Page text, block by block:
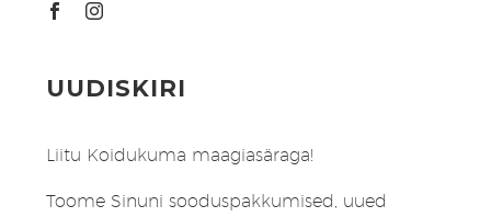
UUDISKIRI
Liitu Koidukuma maagiasäraga!
Toome Sinuni sooduspakkumised, uued